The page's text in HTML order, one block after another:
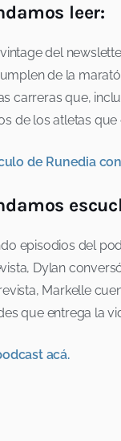
leer:
del
de la
carreras que,
de los atletas
de Runedia
episodios del
Dylan
Markelle
que entrega la
acá.